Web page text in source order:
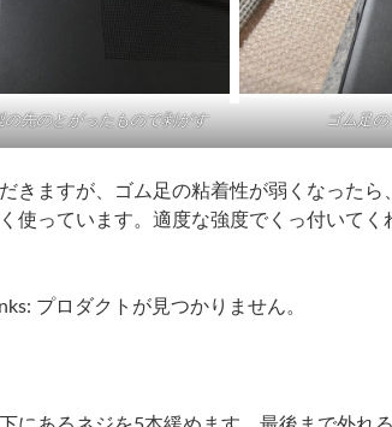
の先のとがったもので剥がす ゴム足
きますが、ゴム足の粘着性が弱くなったら
使っています。適度な強度でくっ付いてく
プロダクトが見つかりません。